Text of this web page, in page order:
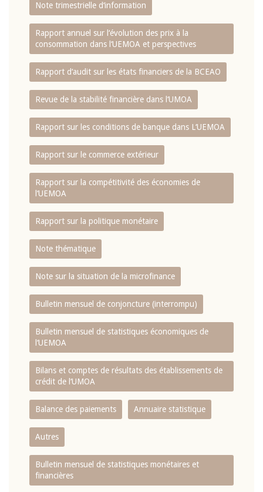
Note trimestrielle d‘information
Rapport annuel sur l‘évolution des prix à la
consommation dans l‘UEMOA et perspectives
Rapport d‘audit sur les états financiers de la BCEAO
Revue de la stabilité financière dans l‘UMOA
Rapport sur les conditions de banque dans L‘UEMOA
Rapport sur le commerce extérieur
Rapport sur la compétitivité des économies de
l‘UEMOA
Rapport sur la politique monétaire
Note thématique
Note sur la situation de la microfinance
Bulletin mensuel de conjoncture (interrompu)
Bulletin mensuel de statistiques économiques de
l‘UEMOA
Bilans et comptes de résultats des établissements de
crédit de l‘UMOA
Balance des paiements Annuaire statistique
Autres
Bulletin mensuel de statistiques monétaires et
financières